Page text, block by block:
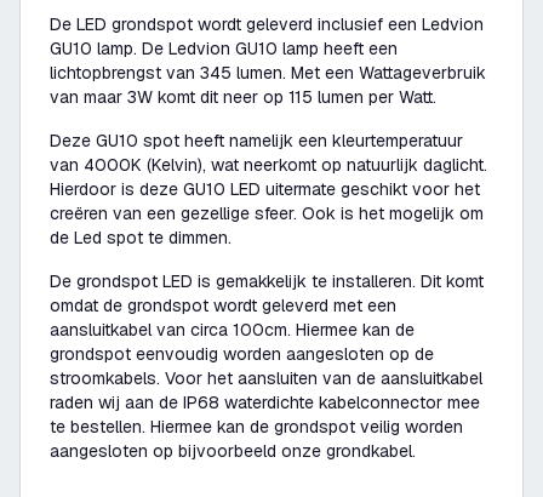
De LED grondspot wordt geleverd inclusief een Ledvion
GU10 lamp. De Ledvion GU10 lamp heeft een
lichtopbrengst van 345 lumen. Met een Wattageverbruik
van maar 3W komt dit neer op 115 lumen per Watt.
Deze GU10 spot heeft namelijk een kleurtemperatuur
van 4000K (Kelvin), wat neerkomt op natuurlijk daglicht.
Hierdoor is deze GU10 LED uitermate geschikt voor het
creëren van een gezellige sfeer. Ook is het mogelijk om
de Led spot te dimmen.
De grondspot LED is gemakkelijk te installeren. Dit komt
omdat de grondspot wordt geleverd met een
aansluitkabel van circa 100cm. Hiermee kan de
grondspot eenvoudig worden aangesloten op de
stroomkabels. Voor het aansluiten van de aansluitkabel
raden wij aan de IP68 waterdichte kabelconnector mee
te bestellen. Hiermee kan de grondspot veilig worden
aangesloten op bijvoorbeeld onze grondkabel.